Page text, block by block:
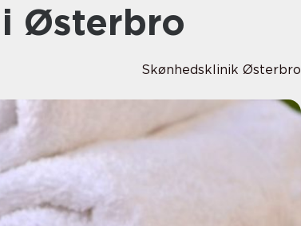
Østerbro
Skønhedsklinik Østerbro